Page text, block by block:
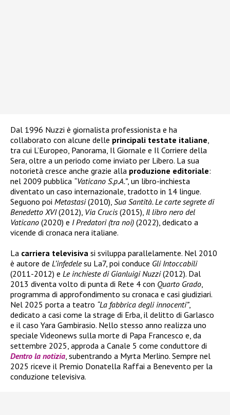
Dal 1996 Nuzzi è giornalista professionista e ha
collaborato con alcune delle principali testate italiane,
tra cui L’Europeo, Panorama, Il Giornale e Il Corriere della
Sera, oltre a un periodo come inviato per Libero. La sua
notorietà cresce anche grazie alla produzione editoriale:
nel 2009 pubblica “Vaticano S.p.A.”, un libro-inchiesta
diventato un caso internazionale, tradotto in 14 lingue.
Seguono poi Metastasi(2010), Sua Santità. Le carte segrete di
Benedetto XVI(2012), Via Crucis(2015), Il libro nero del
Vaticano (2020) e I Predatori (tra noi) (2022), dedicato a
vicende di cronaca nera italiane.
La carriera televisiva si sviluppa parallelamente. Nel 2010
è autore de L’infedelesu La7, poi conduce Gli Intoccabili
(2011-2012) e Le inchieste di Gianluigi Nuzzi(2012). Dal
2013 diventa volto di punta di Rete 4 con Quarto Grado,
programma di approfondimento su cronaca e casi giudiziari.
Nel 2025 porta a teatro “La fabbrica degli innocenti”,
dedicato a casi come la strage di Erba, il delitto di Garlasco
e il caso Yara Gambirasio. Nello stesso anno realizza uno
speciale Videonews sulla morte di Papa Francesco e, da
settembre 2025, approda a Canale 5 come conduttore di
Dentro la notizia, subentrando a Myrta Merlino. Sempre nel
2025 riceve il Premio Donatella Raffai a Benevento per la
conduzione televisiva.